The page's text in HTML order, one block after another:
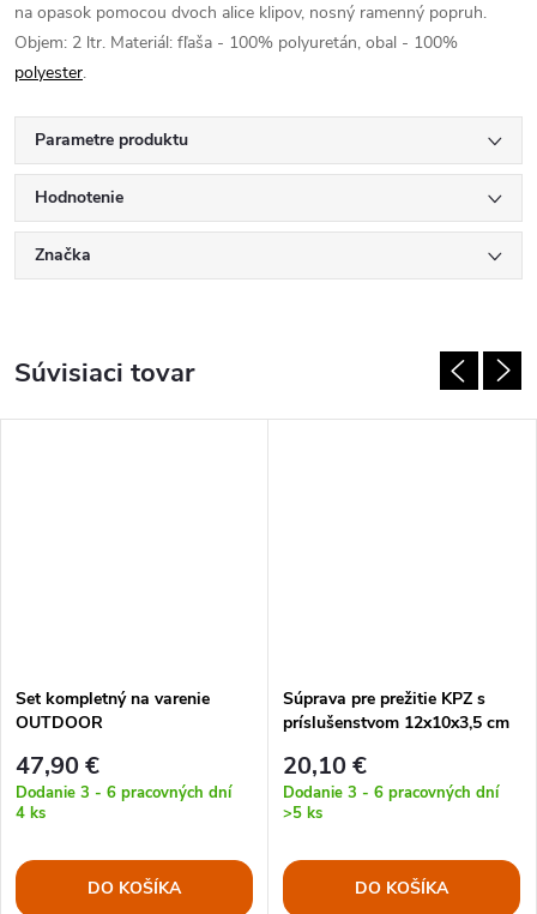
na opasok pomocou dvoch alice klipov, nosný ramenný popruh.
Objem: 2 ltr. Materiál: fľaša - 100% polyuretán, obal - 100%
polyester.
Parametre produktu
Hodnotenie
Značka
Súvisiaci tovar
Set kompletný na varenie
OUTDOOR
47,90 €
Dodanie 3 - 6 pracovných dní
4 ks
DO KOŠÍKA
Súprava pre prežitie KPZ s
príslušenstvom 12x10x3,5 cm
20,10 €
Dodanie 3 - 6 pracovných dní
>5 ks
DO KOŠÍKA